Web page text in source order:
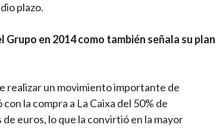
plazo.
en 2014 como también señala su plan
realizar un movimiento importante de
la compra a La Caixa del 50% de
de euros, lo que la convirtió en la mayor